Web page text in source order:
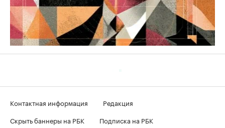
Контактная информация
Редакция
Скрыть баннеры на РБК
Подписка на РБК